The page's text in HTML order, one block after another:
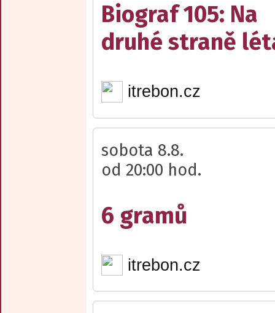
Biograf 105: Na
druhé straně
itrebon.cz
sobota 8.8.
od 20:00 hod.
6 gramů
itrebon.cz